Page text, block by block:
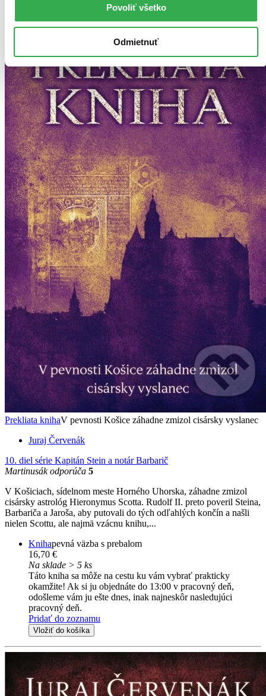
Povoliť všetko
Odmietnuť
Prekliata knihaV pevnosti Košice záhadne zmizol cisársky vyslanec
Juraj Červenák
10. diel série Kapitán Stein a notár Barbarič
Martinusák odporúča 5
V Košiciach, sídelnom meste Horného Uhorska, záhadne zmizol
cisársky astrológ Hieronymus Scotta. Rudolf II. preto poveril Steina,
Barbariča a Jaroša, aby putovali do tých odľahlých končín a našli
nielen Scottu, ale najmä vzácnu knihu,...
Knihapevná väzba s prebalom
16,70 €
Na sklade > 5 ks
Táto kniha sa môže na cestu ku vám vybrať prakticky
okamžite! Ak si ju objednáte do 13:00 v pracovný deň,
odošleme vám ju ešte dnes, inak najneskôr nasledujúci
pracovný deň.
Pridať do zoznamu
Vložiť do košíka